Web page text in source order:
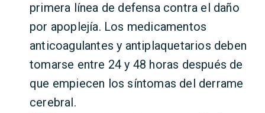
primera línea de defensa contra el daño
por apoplejía. Los medicamentos
anticoagulantes y antiplaquetarios deben
tomarse entre 24 y 48 horas después de
que empiecen los síntomas del derrame
cerebral.